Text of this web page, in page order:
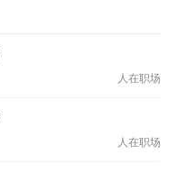
人在职场
人在职场